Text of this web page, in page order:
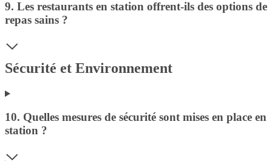
9. Les restaurants en station offrent-ils des options de
repas sains ?
Sécurité et Environnement
10. Quelles mesures de sécurité sont mises en place en
station ?